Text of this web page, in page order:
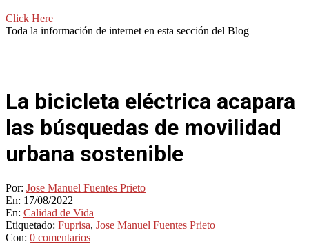
Click Here
Toda la información de internet en esta sección del Blog
La bicicleta eléctrica acapara
las búsquedas de movilidad
urbana sostenible
Por: Jose Manuel Fuentes Prieto
En: 17/08/2022
En: Calidad de Vida
Etiquetado: Fuprisa, Jose Manuel Fuentes Prieto
Con: 0 comentarios